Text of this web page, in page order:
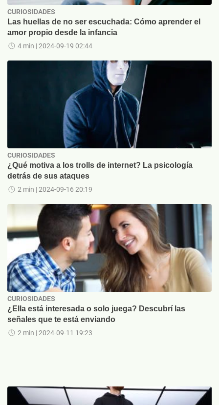
CURIOSIDADES
Las huellas de no ser escuchada: Cómo aprender el
amor propio desde la infancia
4 min | 2024-09-19 02:44
CURIOSIDADES
¿Qué motiva a los trolls de internet? La psicología
detrás de sus ataques
2 min | 2024-09-16 20:19
CURIOSIDADES
¿Ella está interesada o solo juega? Descubrí las
señales que te está enviando
2 min | 2024-09-11 19:23